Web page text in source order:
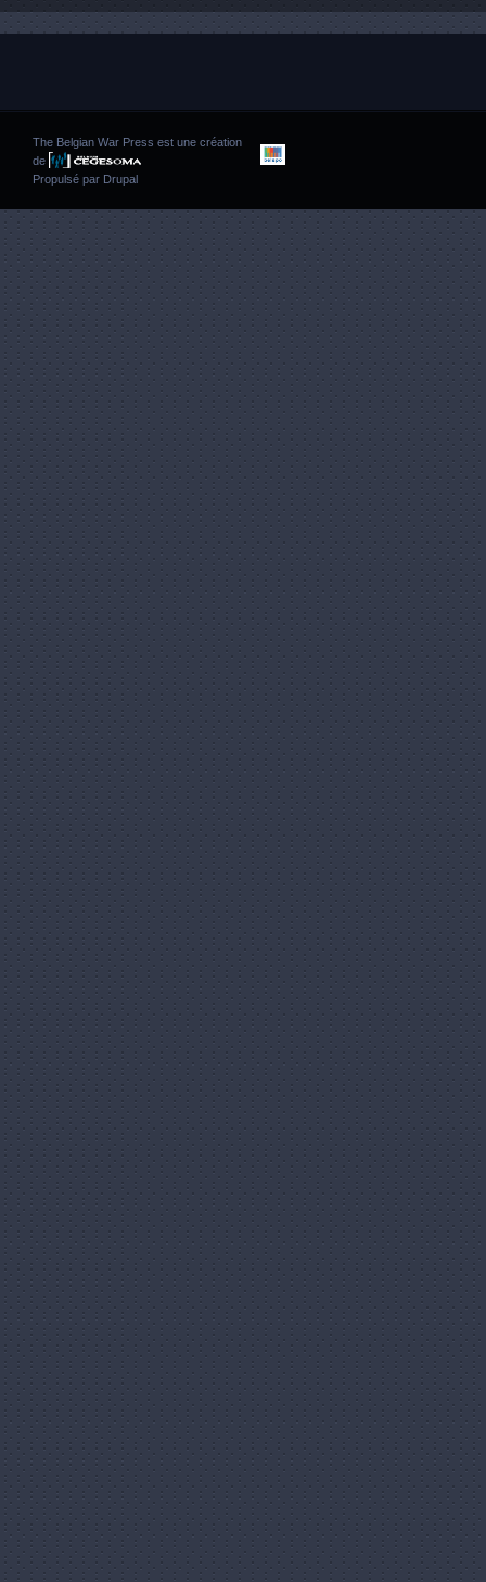
The Belgian War Press est une création
de
Propulsé par Drupal